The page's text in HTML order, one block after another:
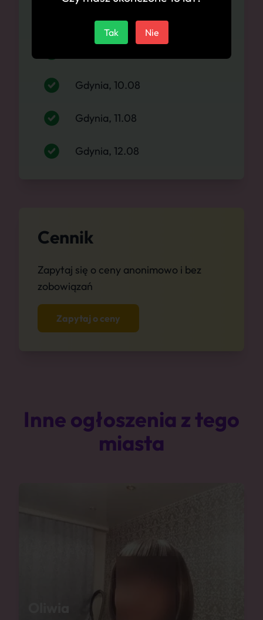
Gdynia, 08.08
Gdynia, 10.08
Gdynia, 11.08
Gdynia, 12.08
Cennik
Zapytaj się o ceny anonimowo i bez
zobowiązań
Zapytaj o ceny
Inne ogłoszenia z tego
miasta
Tak Nie